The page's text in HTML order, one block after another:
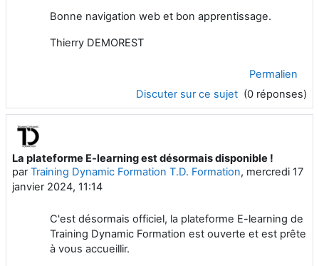
Bonne navigation web et bon apprentissage.
Thierry DEMOREST
Permalien
Discuter sur ce sujet (0 réponses)
La plateforme E-learning est désormais disponible !
parTraining Dynamic Formation T.D. Formation, mercredi 17
janvier 2024, 11:14
C'est désormais officiel, la plateforme E-learning de
Training Dynamic Formation est ouverte et est prête
à vous accueillir.